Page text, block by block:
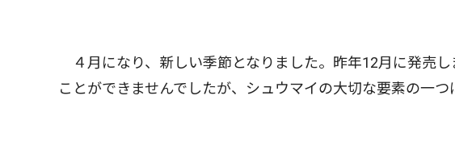
４月になり、新しい季節となりました。昨年12月に発売
ことができませんでしたが、シュウマイの大切な要素の一つ